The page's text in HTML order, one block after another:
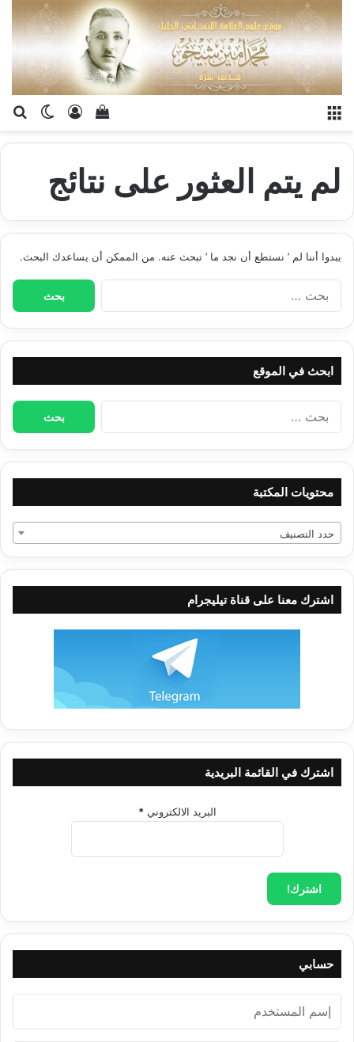
الوضعتسجيل
إستعراض سلة
لم يتم العثور على نتائج
يبدوا أننا لم ’ نستطع أن نجد ما ’ تبحث عنه. من الممكن أن يساعدك البحث.
البحث
ابحث في الموقع
البحث
محتويات المكتبة
حدد التصنيف
اشترك معنا على قناة تيليجرام
اشترك في القائمة البريدية
البريد الالكتروني *
حسابي